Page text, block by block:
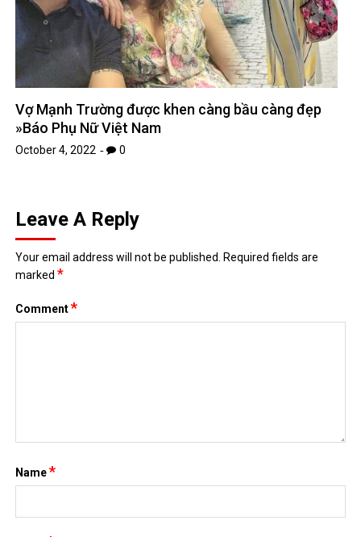
Vợ Mạnh Trường được khen càng bầu càng đẹp
»Báo Phụ Nữ Việt Nam
October 4, 2022 0
Leave A Reply
Your email address will not be published. Required fields are
marked*
Comment*
Name*